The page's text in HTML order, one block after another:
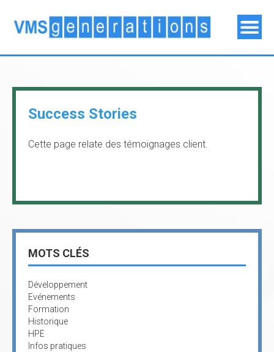
Success Stories
Cette page relate des témoignages client.
MOTS CLÉS
Développement
Evénements
Formation
Historique
HPE
Infos pratiques